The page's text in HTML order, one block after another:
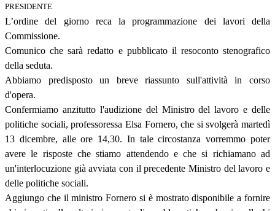
PRESIDENTE
L’ordine del giorno reca la programmazione dei lavori della
Commissione.
Comunico che sarà redatto e pubblicato il resoconto stenografico
della seduta.
Abbiamo predisposto un breve riassunto sull'attività in corso
d'opera.
Confermiamo anzitutto l'audizione del Ministro del lavoro e delle
politiche sociali, professoressa Elsa Fornero, che si svolgerà martedì
13 dicembre, alle ore 14,30. In tale circostanza vorremmo poter
avere le risposte che stiamo attendendo e che si richiamano ad
un'interlocuzione già avviata con il precedente Ministro del lavoro e
delle politiche sociali.
Aggiungo che il ministro Fornero si è mostrato disponibile a fornire